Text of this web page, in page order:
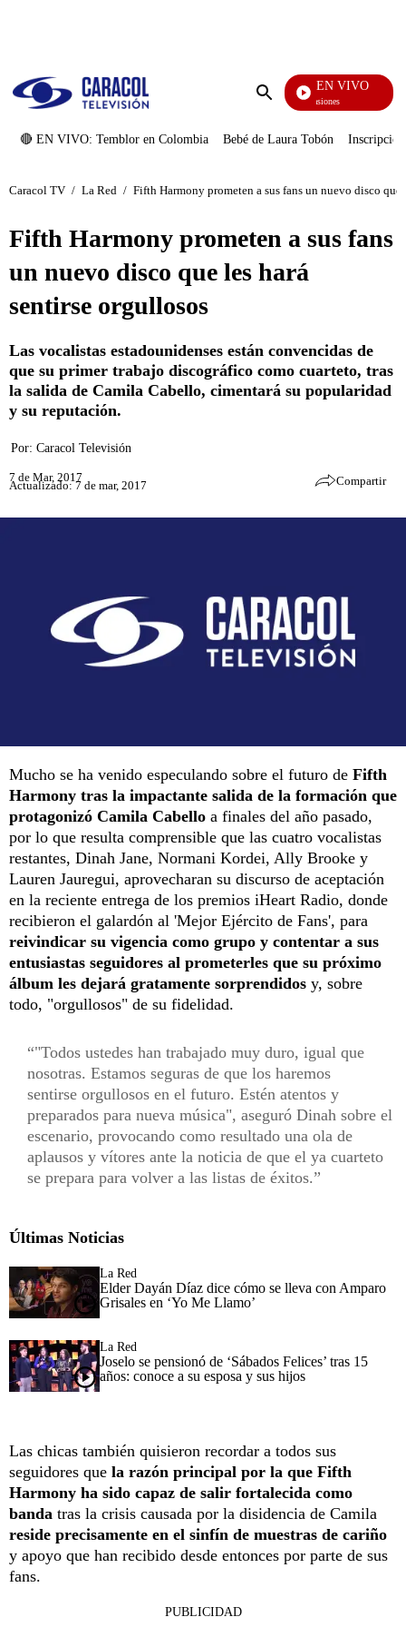
Enviar
EN VIVO
Tormenta De Pasiones
🔴 EN VIVO: Temblor en Colombia Bebé de Laura Tobón
Caracol TV / La Red / Fifth Harmony prometen a sus fans un nuevo disco que
Fifth Harmony prometen a sus fans
un nuevo disco que les hará
sentirse orgullosos
Las vocalistas estadounidenses están convencidas de
que su primer trabajo discográfico como cuarteto, tras
la salida de Camila Cabello, cimentará su popularidad
y su reputación.
Por: Caracol Televisión
7 de Mar, 2017
Actualizado: 7 de mar, 2017 Compartir
Mucho se ha venido especulando sobre el futuro de Fifth
Harmony tras la impactante salida de la formación que
protagonizó Camila Cabello a finales del año pasado,
por lo que resulta comprensible que las cuatro vocalistas
restantes, Dinah Jane, Normani Kordei, Ally Brooke y
Lauren Jauregui, aprovecharan su discurso de aceptación
en la reciente entrega de los premios iHeart Radio, donde
recibieron el galardón al 'Mejor Ejército de Fans', para
reivindicar su vigencia como grupo y contentar a sus
entusiastas seguidores al prometerles que su próximo
álbum les dejará gratamente sorprendidos y, sobre
todo, "orgullosos" de su fidelidad.
"Todos ustedes han trabajado muy duro, igual que
nosotras. Estamos seguras de que los haremos
sentirse orgullosos en el futuro. Estén atentos y
preparados para nueva música", aseguró Dinah sobre el
escenario, provocando como resultado una ola de
aplausos y vítores ante la noticia de que el ya cuarteto
se prepara para volver a las listas de éxitos.
Últimas Noticias
La Red
Elder Dayán Díaz dice cómo se lleva con Amparo
Grisales en ‘Yo Me Llamo’
La Red
Joselo se pensionó de ‘Sábados Felices’ tras 15
años: conoce a su esposa y sus hijos
Las chicas también quisieron recordar a todos sus
seguidores que la razón principal por la que Fifth
Harmony ha sido capaz de salir fortalecida como
banda tras la crisis causada por la disidencia de Camila
reside precisamente en el sinfín de muestras de cariño
y apoyo que han recibido desde entonces por parte de sus
fans.
PUBLICIDAD